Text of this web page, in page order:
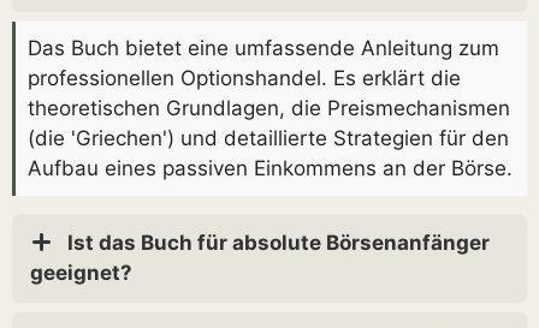
Das Buch bietet eine umfassende Anleitung zum
professionellen Optionshandel. Es erklärt die
theoretischen Grundlagen, die Preismechanismen
(die 'Griechen') und detaillierte Strategien für den
Aufbau eines passiven Einkommens an der Börse.
geeignet?